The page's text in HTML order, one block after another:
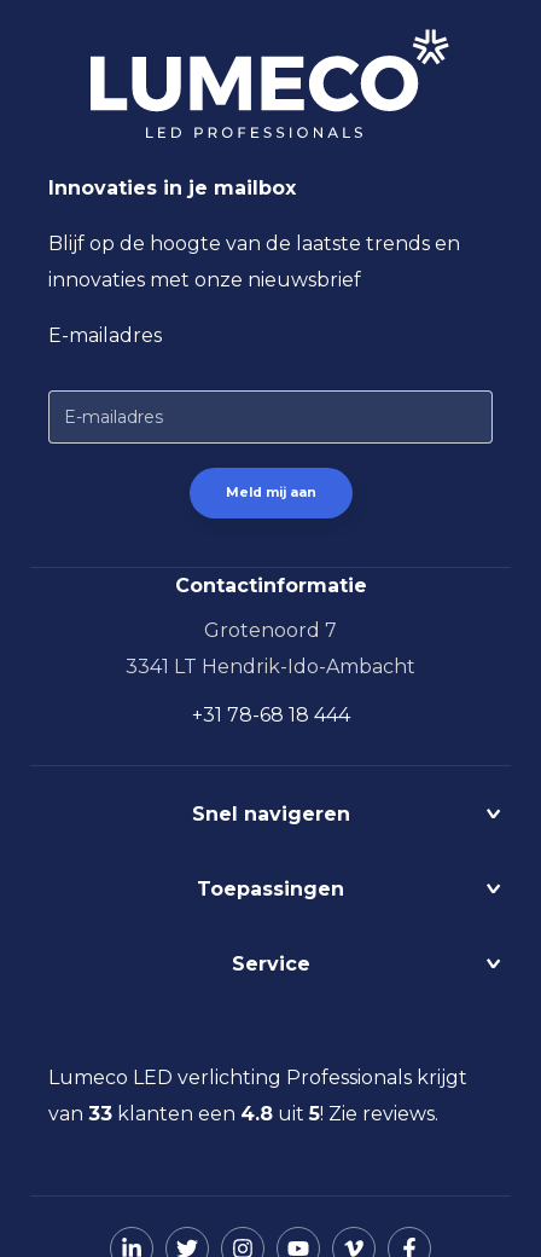
Innovaties in je mailbox
Blijf op de hoogte van de laatste trends en
innovaties met onze nieuwsbrief
E-mailadres
Contactinformatie
Grotenoord 7
3341 LT Hendrik-Ido-Ambacht
+31 78-68 18 444
Snel navigeren
Circulair
Lichtmanagement
Maatwerk
Social Return
Toepassingen
Kantoorverlichting
Projectverlichting
Scheepsverlichting
Universiteitsverlichting
Service
Aanbestedingen
Eindgebruiker
Storingsinformatie
Nieuws
Lumeco LED verlichting Professionals krijgt
van 33 klanten een 4.8 uit5! Zie reviews.